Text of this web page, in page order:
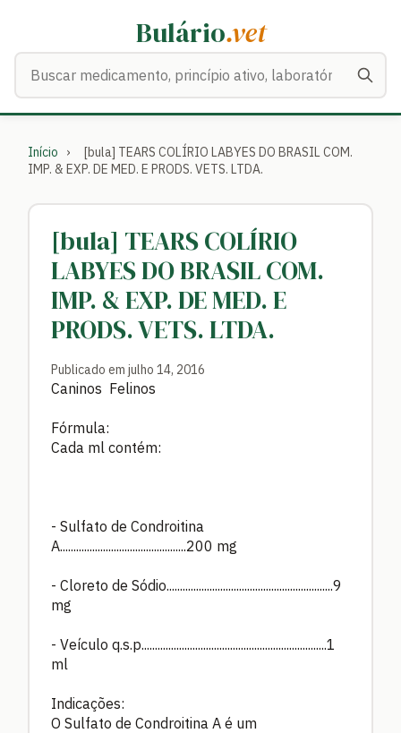
Bulário.vet
Início ›
[bula] TEARS COLÍRIO LABYES DO BRASIL COM.
IMP. & EXP. DE MED. E PRODS. VETS. LTDA.
[bula] TEARS COLÍRIO
LABYES DO BRASIL COM.
IMP. & EXP. DE MED. E
PRODS. VETS. LTDA.
Publicado em julho 14, 2016
Caninos Felinos
Fórmula:
Cada ml contém:
- Sulfato de Condroitina
A...............................................200 mg
- Cloreto de Sódio..............................................................9
mg
- Veículo q.s.p.....................................................................1
ml
Indicações:
O Sulfato de Condroitina A é um